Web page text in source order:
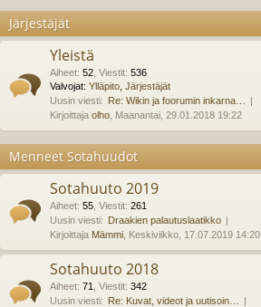
Järjestäjät
Yleistä
Aiheet: 52 Viestit: 536
Valvojat: Ylläpito Järjestäjät
Uusin viesti: Re: Wikin ja foorumin inkarna…
Kirjoittaja olho , Maanantai, 29.01.2018 19:22
Menneet Sotahuudot
Sotahuuto 2019
Aiheet: 55 Viestit: 261
Uusin viesti: Draakien palautuslaatikko
Kirjoittaja Mämmi , Keskiviikko, 17.07.2019 14:20
Sotahuuto 2018
Aiheet: 71 Viestit: 342
Uusin viesti: Re: Kuvat, videot ja uutisoin…